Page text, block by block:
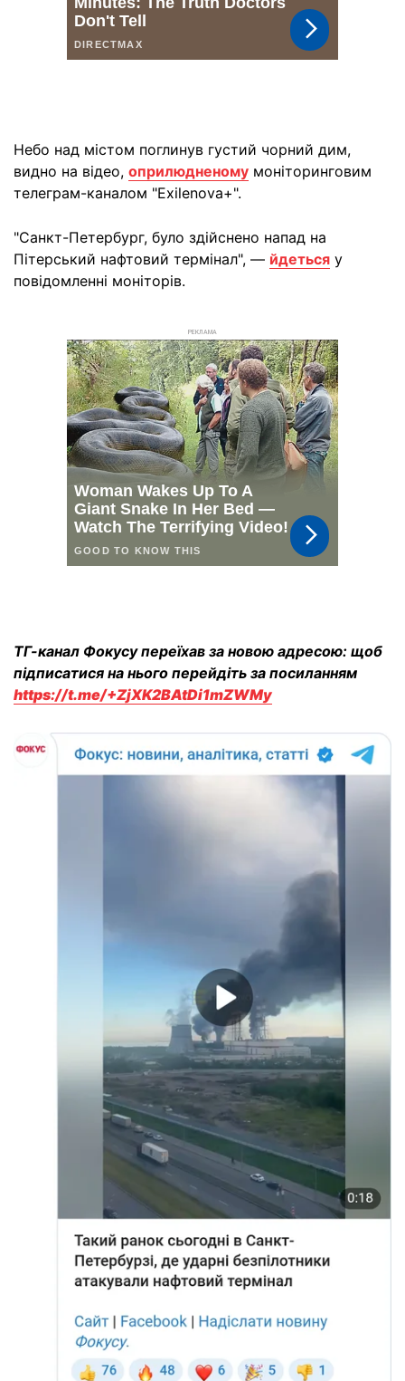
Небо над містом поглинув густий чорний дим,
видно на відео, оприлюдненому моніторинговим
телеграм-каналом "Exilenova+".
"Санкт-Петербург, було здійснено напад на
Пітерський нафтовий термінал", — йдеться у
повідомленні моніторів.
РЕКЛАМА
ТГ-канал Фокусу переїхав за новою адресою: щоб
підписатися на нього перейдіть за посиланням
https://t.me/+ZjXK2BAtDi1mZWMy